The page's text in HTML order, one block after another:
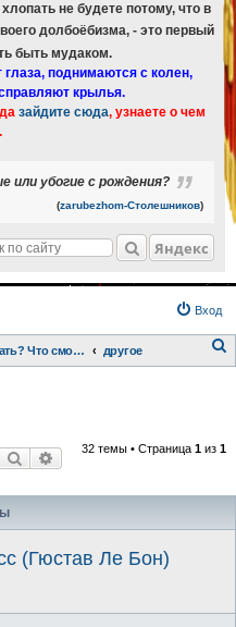
не будете потому, что в
долбоёбизма, - это первый
быть мудаком.
поднимаются с колен,
крылья.
зайдите сюда, узнаете о чем
или убогие с рождения?
(zarubezhom-Столешников)
Яндекс
Вход
Что читать? Что смотреть? Книги и фильмы в кратком изложении другое
Поиск Расширенный поиск
32 темы • Страница 1 из 1
(Гюстав Ле Бон)